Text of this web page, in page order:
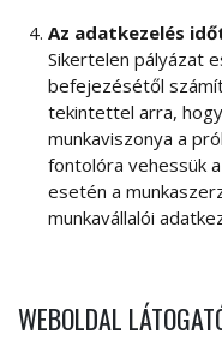
Az adatkezelés
Sikertelen pályázat
befejezésétől
tekintettel arra,
munkaviszonya a
fontolóra vehessük
esetén a
munkavállalói
WEBOLDAL